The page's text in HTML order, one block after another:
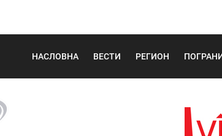
НАСЛОВНА ВЕСТИ РЕГИОН